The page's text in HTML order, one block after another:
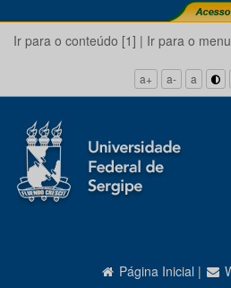
Ir para o conteúdo [1] | Ir para o
a+ a- a
Página Inicial |